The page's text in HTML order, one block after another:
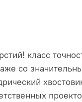
класс
со